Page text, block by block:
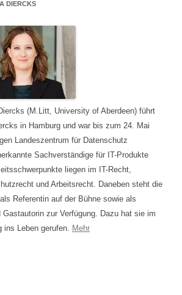
DIERCKS
(M.Litt, University of Aberdeen) führt
in Hamburg und war bis zum 24. Mai
Landeszentrum für Datenschutz
Sachverständige für IT-Produkte
liegen im IT-Recht,
und Arbeitsrecht. Daneben steht die
Referentin auf der Bühne sowie als
Gastautorin zur Verfügung. Dazu hat sie im
ins Leben gerufen. Mehr